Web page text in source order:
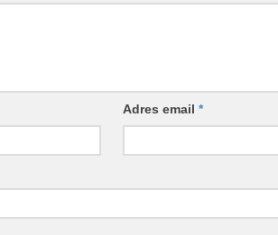
Adres email*